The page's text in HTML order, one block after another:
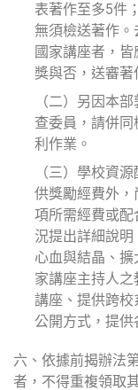
表著作至多5件
無須檢送著作。
國家講座者，
獎與否，送審著
（二）另因本
查委員，請併
利作業。
（三）學校資
供獎勵經費外
項所需經費或
況提出詳細說
心血與結晶、
家講座主持人
講座、提供跨
公開方式，提供
六、依據前揭辦法
者，不得重複領取